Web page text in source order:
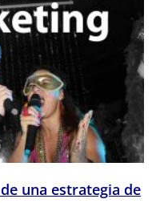
una estrategia de